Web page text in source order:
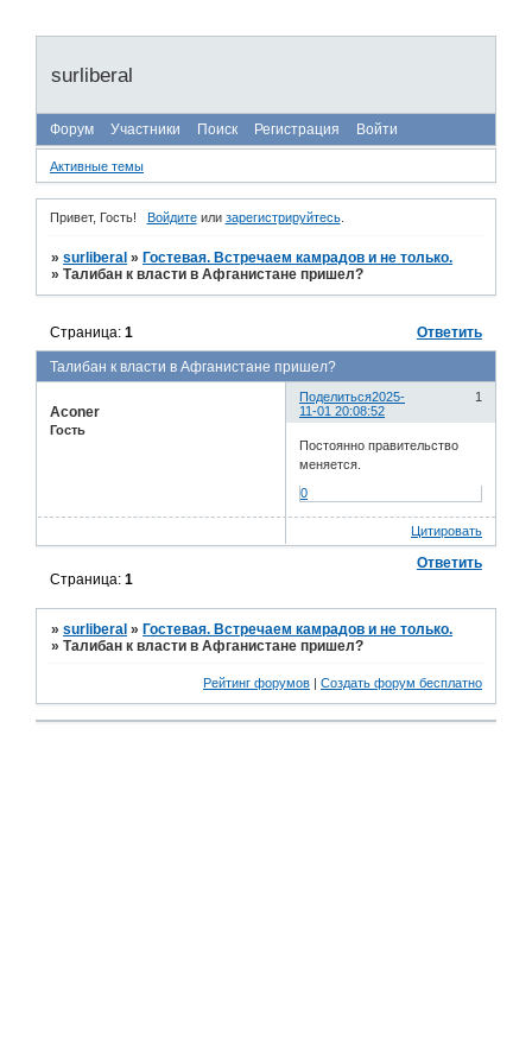
surliberal
Форум Участники Поиск Регистрация Войти
Активные темы
Привет, Гость! Войдитеили зарегистрируйтесь.
»surliberal » Гостевая. Встречаем камрадов и не только.
»Талибан к власти в Афганистане пришел?
Талибан к власти в Афганистане пришел?
Страница:1 Ответить
Поделиться 1
2025-
11-01 20:08:52
Aconer
Гость
Постоянно правительство
меняется.
0
Цитировать
Ответить
Страница:1
»surliberal »Гостевая. Встречаем камрадов и не только.
»Талибан к власти в Афганистане пришел?
Рейтинг форумов | Создать форум бесплатно